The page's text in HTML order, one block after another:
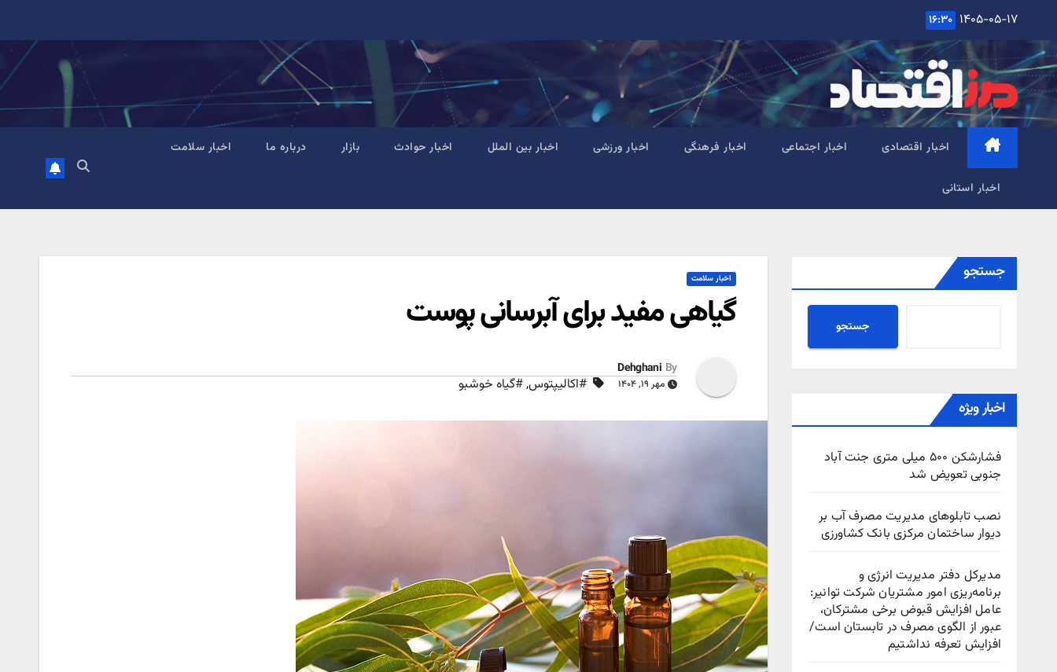
content
۱۴۰۵-۰۵-۱۷ ۱۶:۳۰
اخبار اقتصادی اخبار اجتماعی اخبار فرهنگی اخبار ورزشی اخبار بین الملل اخبار حوادث بازار درباره ما اخبار سلامت
اخبار استانی
جستجو
جستجو
اخبار ویژه
فشارشکن ۵۰۰ میلی متری جنت آباد
جنوبی تعویض شد
نصب تابلوهای مدیریت مصرف آب بر
دیوار ساختمان مرکزی بانک کشاورزی
مدیرکل دفتر مدیریت انرژی و
برنامه‌ریزی امور مشتریان شرکت توانیر:
عامل افزایش قبوض برخی مشترکان،
عبور از الگوی مصرف در تابستان است/
افزایش تعرفه نداشتیم
اخبار سلامت
گیاهی مفید برای آبرسانی پوست
By
Dehghani
مهر ۱۹, ۱۴۰۴ #اکالیپتوس,#گیاه خوشبو